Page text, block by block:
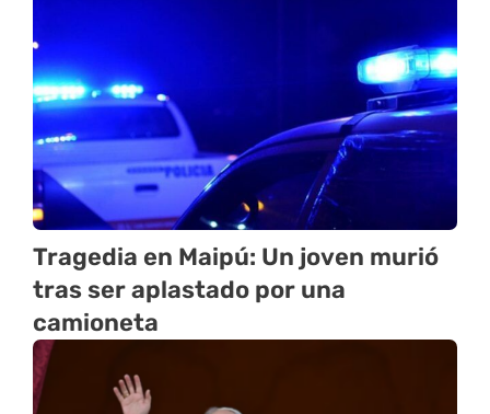
Tragedia en Maipú: Un joven murió
tras ser aplastado por una
camioneta